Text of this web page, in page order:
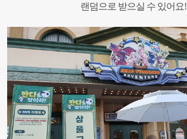
랜덤으로 받으실 수 있어요!